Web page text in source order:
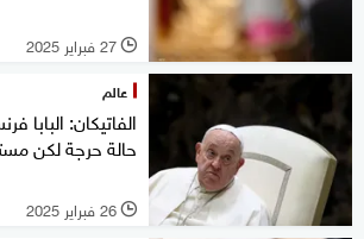
l 27 فبراير 2025
عالم
الفاتيكان: البابا
حالة حرجة لكن
l 26 فبراير 2025